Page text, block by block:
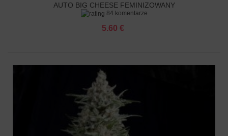
AUTO BIG CHEESE FEMINIZOWANY
84 komentarze
5.60 €